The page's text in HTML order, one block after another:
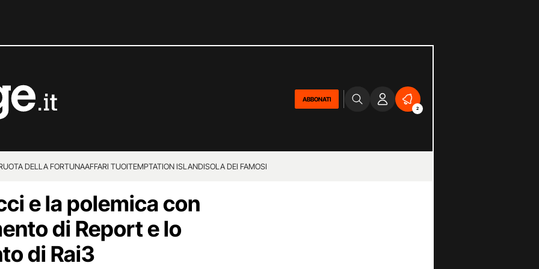
ABBONATI
2
DELLA FORTUNAAFFARI TUOITEMPTATION ISLANDISOLA DEI FAMOSI
e la polemica con
di Report e lo
di Rai3